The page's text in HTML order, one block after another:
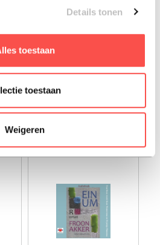
Details tonen
toestaan
toestaan
Weigeren
Monuminteman
€ 17,90